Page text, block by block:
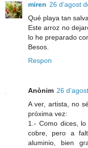
miren 26 d’agost
Qué playa tan
Este arroz no
lo he preparado
Besos.
Respon
Anònim 26
A ver, artista, no
próxima vez:
1.- Como dices,
cobre, pero a
aluminio, bien